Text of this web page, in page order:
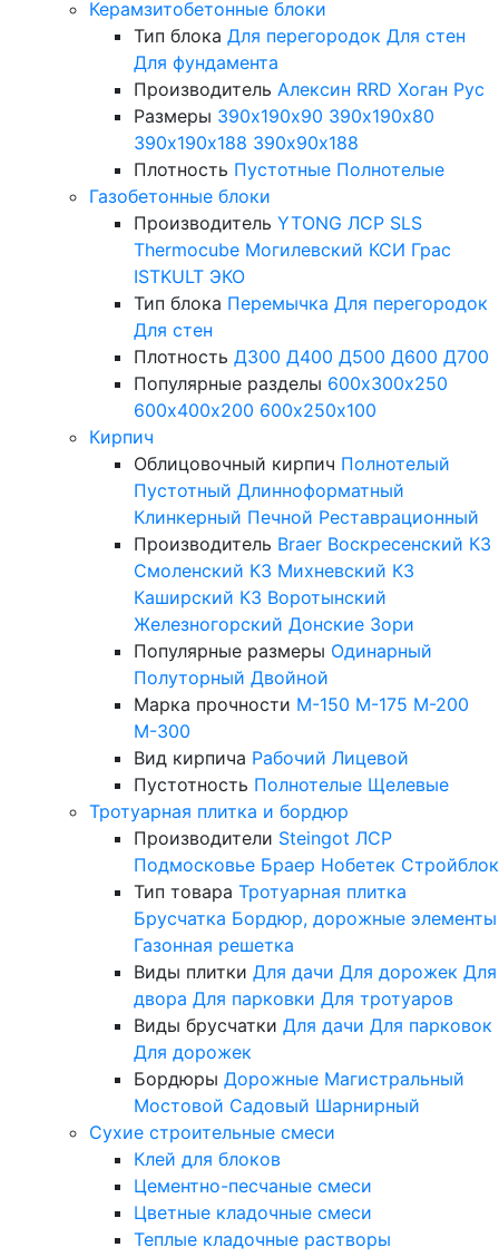
Керамзитобетонные блоки
Тип блока Для перегородок Для стен
Для фундамента
Производитель Алексин RRD Хоган Рус
Размеры 390х190х90 390х190х80
390х190х188 390х90х188
Плотность Пустотные Полнотелые
Газобетонные блоки
Производитель YTONG ЛСР SLS
Thermocube Могилевский КСИ Грас
ISTKULT ЭКО
Тип блока Перемычка Для перегородок
Для стен
Плотность Д300 Д400 Д500 Д600 Д700
Популярные разделы 600х300х250
600х400х200 600х250х100
Кирпич
Облицовочный кирпич Полнотелый
Пустотный Длинноформатный
Клинкерный Печной Реставрационный
Производитель Braer Воскресенский КЗ
Смоленский КЗ Михневский КЗ
Каширский КЗ Воротынский
Железногорский Донские Зори
Популярные размеры Одинарный
Полуторный Двойной
Марка прочности М-150 М-175 М-200
М-300
Вид кирпича Рабочий Лицевой
Пустотность Полнотелые Щелевые
Тротуарная плитка и бордюр
Производители Steingot ЛСР
Подмосковье Браер Нобетек Стройблок
Тип товара Тротуарная плитка
Брусчатка Бордюр, дорожные элементы
Газонная решетка
Виды плитки Для дачи Для дорожек Для
двора Для парковки Для тротуаров
Виды брусчатки Для дачи Для парковок
Для дорожек
Бордюры Дорожные Магистральный
Мостовой Садовый Шарнирный
Сухие строительные смеси
Клей для блоков
Цементно-песчаные смеси
Цветные кладочные смеси
Теплые кладочные растворы